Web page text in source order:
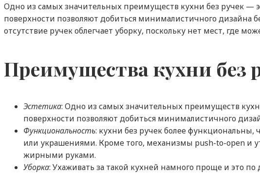
Одно из самых значительных преимуществ кухни без ручек —
поверхности позволяют добиться минималистичного дизайна
отсутствие ручек облегчает уборку, поскольку нет мест, где
Преимущества кухни без
Эстетика: Одно из самых значительных преимуществ
поверхности позволяют добиться минималистичного
Функциональность: кухни без ручек более
или украшениями. Кроме того, механизмы push-to-open и
жирными руками.
Уборка: Ухаживать за такой кухней намного проще и это